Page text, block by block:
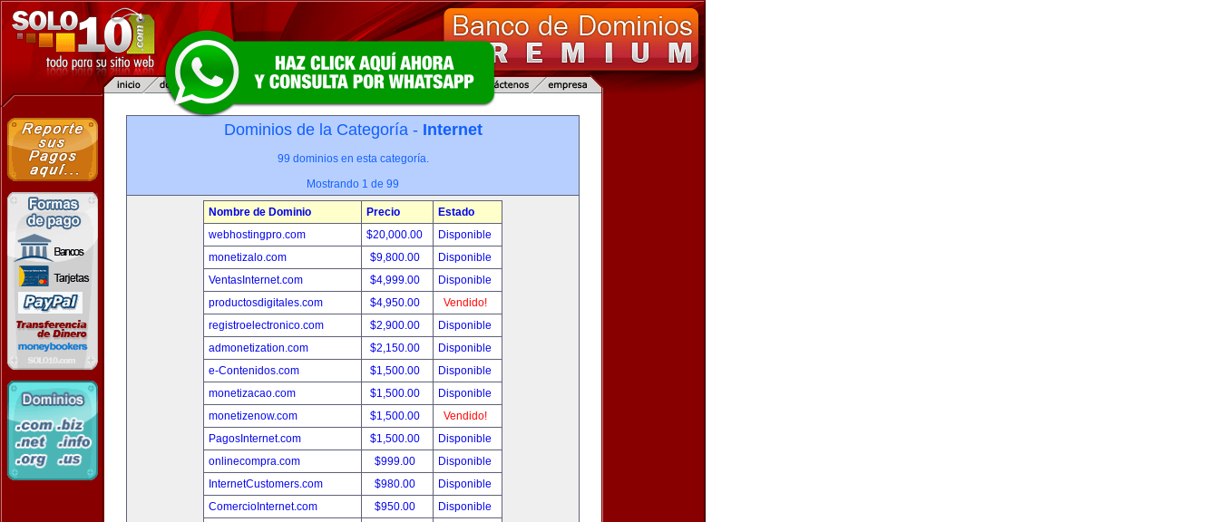
Dominios de la Categoría - Internet
99 dominios en esta categoría.
Mostrando 1 de 99
Nombre de Dominio Precio
Estado
webhostingpro.com
$20,000.00
Disponible
monetizalo.com
$9,800.00
Disponible
VentasInternet.com
$4,999.00
Disponible
productosdigitales.com
$4,950.00
Vendido!
registroelectronico.com
$2,900.00
Disponible
admonetization.com
$2,150.00
Disponible
e-Contenidos.com
$1,500.00
Disponible
monetizacao.com
$1,500.00
Disponible
monetizenow.com
$1,500.00
Vendido!
PagosInternet.com
$1,500.00
Disponible
onlinecompra.com
$999.00
Disponible
InternetCustomers.com
$980.00
Disponible
ComercioInternet.com
$950.00
Disponible